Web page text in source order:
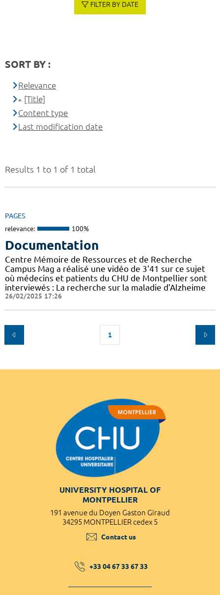
Results 1 to 1 of 1 total
PAGES
relevance: 100%
Documentation
Centre Mémoire de Ressources et de Recherche
Campus Mag a réalisé une vidéo de 3'41 sur ce sujet
où médecins et patients du CHU de Montpellier sont
interviewés : La recherche sur la maladie d'Alzheime
26/02/2025 17:26
1
FILTER BY DATE
SORT BY :
Relevance
[Title]
Content type
Last modification date
UNIVERSITY HOSPITAL OF
MONTPELLIER
191 avenue du Doyen Gaston Giraud
34295 MONTPELLIER cedex 5
Contact us
+33 04 67 33 67 33